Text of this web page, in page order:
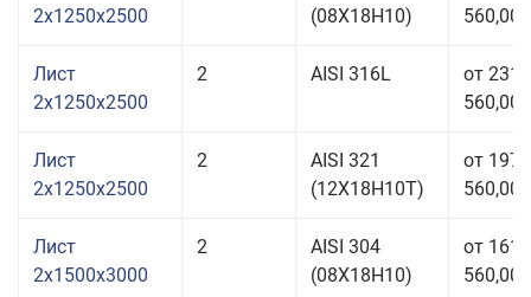
2x1250x2500
(08Х18Н10)
560,00
Лист
2x1250x2500
2 AISI 316L
от 231
560,00
Лист
2x1250x2500
2
AISI 321
(12Х18Н10Т)
от 197
560,00
Лист
2x1500x3000
2
AISI 304
(08Х18Н10)
от 161
560,00